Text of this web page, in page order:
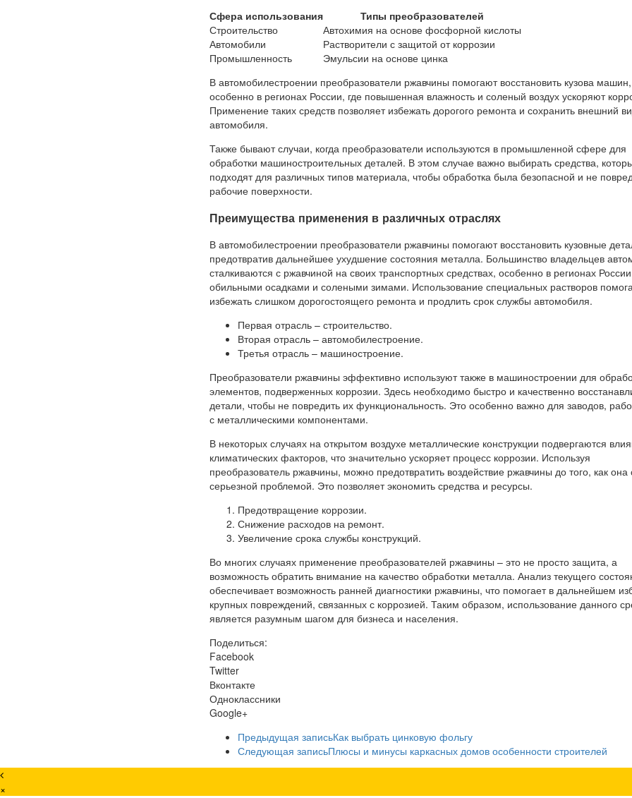
Сфера использования
Типы преобразователей
Строительство
Автохимия на основе фосфорной кислоты
Автомобили
Растворители с защитой от коррозии
Промышленность
Эмульсии на основе цинка
В автомобилестроении преобразователи ржавчины помогают восстановить кузова машин,
особенно в регионах России, где повышенная влажность и соленый воздух ускоряют
Применение таких средств позволяет избежать дорогого ремонта и сохранить внешний
автомобиля.
Также бывают случаи, когда преобразователи используются в промышленной сфере для
обработки машиностроительных деталей. В этом случае важно выбирать средства,
подходят для различных типов материала, чтобы обработка была безопасной и не
рабочие поверхности.
Преимущества применения в различных отраслях
В автомобилестроении преобразователи ржавчины помогают восстановить кузовные
предотвратив дальнейшее ухудшение состояния металла. Большинство владельцев
сталкиваются с ржавчиной на своих транспортных средствах, особенно в регионах
обильными осадками и солеными зимами. Использование специальных растворов
избежать слишком дорогостоящего ремонта и продлить срок службы автомобиля.
Первая отрасль – строительство.
Вторая отрасль – автомобилестроение.
Третья отрасль – машиностроение.
Преобразователи ржавчины эффективно используют также в машиностроении для
элементов, подверженных коррозии. Здесь необходимо быстро и качественно
детали, чтобы не повредить их функциональность. Это особенно важно для заводов,
с металлическими компонентами.
В некоторых случаях на открытом воздухе металлические конструкции подвергаются
климатических факторов, что значительно ускоряет процесс коррозии. Используя
преобразователь ржавчины, можно предотвратить воздействие ржавчины до того, как она
серьезной проблемой. Это позволяет экономить средства и ресурсы.
Предотвращение коррозии.
Снижение расходов на ремонт.
Увеличение срока службы конструкций.
Во многих случаях применение преобразователей ржавчины – это не просто защита, а
возможность обратить внимание на качество обработки металла. Анализ текущего
обеспечивает возможность ранней диагностики ржавчины, что помогает в дальнейшем
крупных повреждений, связанных с коррозией. Таким образом, использование данного
является разумным шагом для бизнеса и населения.
Поделиться:
Facebook
Twitter
Вконтакте
Одноклассники
Google+
Предыдущая записьКак выбрать цинковую фольгу
Следующая записьПлюсы и минусы каркасных домов особенности строителей
×